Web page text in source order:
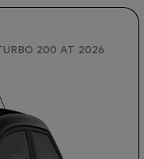
200 AT 2026